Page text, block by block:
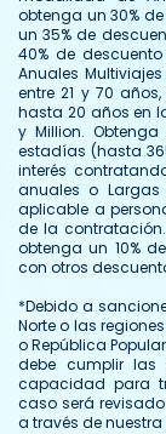
obtenga un 30%
un 35% de
40% de
Anuales
entre 21 y 70
hasta 20 años en
y Million.
estadías (hasta
interés
anuales o
aplicable a
de la
obtenga un 10%
con otros
*Debido a
Norte o las
o República
debe cumplir las
capacidad para
caso será revisado
a través de